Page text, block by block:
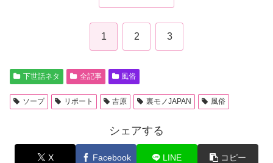
1 2 3
下世話ネタ 全記事 風俗
ソープ リポート 吉原 裏モノJAPAN 風俗
シェアする
X Facebook LINE コピー